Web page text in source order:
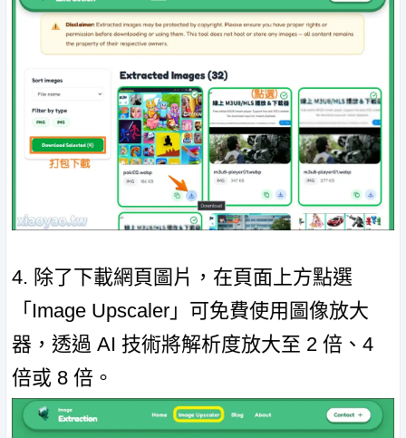
4. 除了下載網頁圖片，在頁面上方點選
「Image Upscaler」可免費使用圖像放大
器，透過 AI 技術將解析度放大至 2 倍、4
倍或 8 倍。